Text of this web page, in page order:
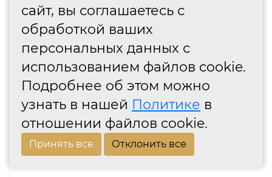
сайт, вы соглашаетесь с
обработкой ваших
персональных данных с
использованием файлов cookie.
Подробнее об этом можно
узнать в нашей Политике в
отношении файлов cookie.
Принять все Отклонить все